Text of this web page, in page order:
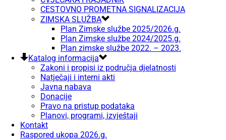
CESTOVNO PROMETNA SIGNALIZACIJA
ZIMSKA SLUŽBA
Plan Zimske službe 2025/2026.g.
Plan Zimske službe 2024/2025.g.
Plan zimske službe 2022. – 2023.
Katalog informacija
Zakoni i propisi iz područja djelatnosti
Natječaji i interni akti
Javna nabava
Donacije
Pravo na pristup podataka
Planovi, programi, izvještaji
Kontakt
Raspored ukopa 2026.g.